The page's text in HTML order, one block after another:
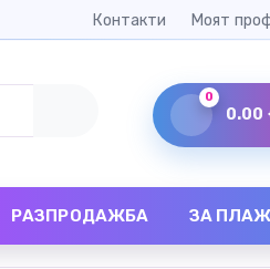
Контакти Моят
0
0.00
РАЗПРОДАЖБА ЗА